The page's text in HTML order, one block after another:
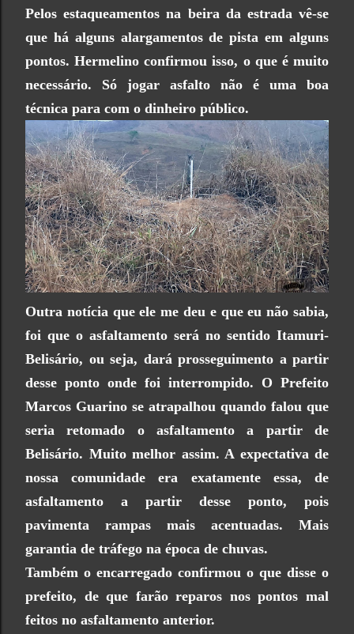
Pelos estaqueamentos na beira da estrada vê-se
que há alguns alargamentos de pista em alguns
pontos. Hermelino confirmou isso, o que é muito
necessário. Só jogar asfalto não é uma boa
técnica para com o dinheiro público.
Outra notícia que ele me deu e que eu não sabia,
foi que o asfaltamento será no sentido Itamuri-
Belisário, ou seja, dará prosseguimento a partir
desse ponto onde foi interrompido. O Prefeito
Marcos Guarino se atrapalhou quando falou que
seria retomado o asfaltamento a partir de
Belisário. Muito melhor assim. A expectativa de
nossa comunidade era exatamente essa, de
asfaltamento a partir desse ponto, pois
pavimenta rampas mais acentuadas. Mais
garantia de tráfego na época de chuvas.
Também o encarregado confirmou o que disse o
prefeito, de que farão reparos nos pontos mal
feitos no asfaltamento anterior.